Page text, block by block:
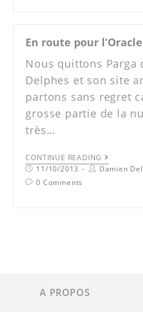
En route pour l’Oracle
Nous quittons Parga
Delphes et son site
partons sans regret
grosse partie de la
très…
CONTINUE READING
11/10/2013
Damien
0 Comments
A PROPOS